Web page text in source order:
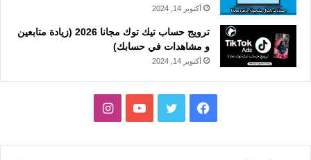
أكتوبر 14, 2024
ترويج حساب تيك توك مجانا 2026 (زيادة متابعين
و مشاهدات في حسابك)
أكتوبر 14, 2024
فيسبوك تويتر يوتيوبانستقرام